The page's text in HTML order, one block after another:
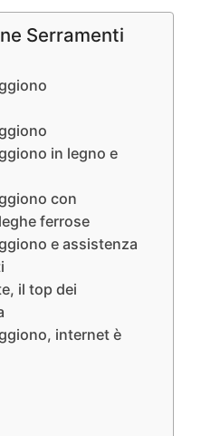
Serramenti
in legno e
con
ferrose
e assistenza
il top dei
internet è